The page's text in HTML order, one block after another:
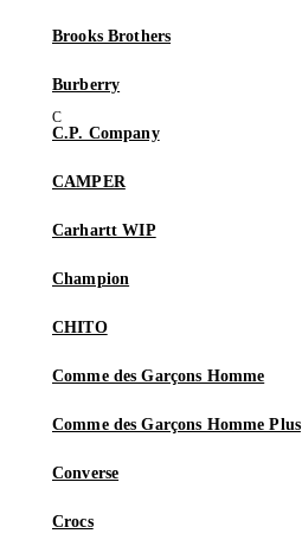
Brooks Brothers
Burberry
C.P. Company
CAMPER
Carhartt WIP
Champion
CHITO
Comme des Garçons Homme
Comme des Garçons Homme Plus
Converse
Crocs